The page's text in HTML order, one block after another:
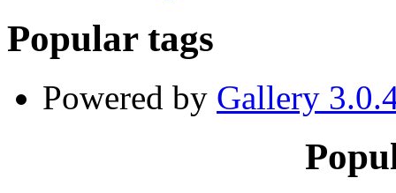
Popular tags
Powered by Gallery